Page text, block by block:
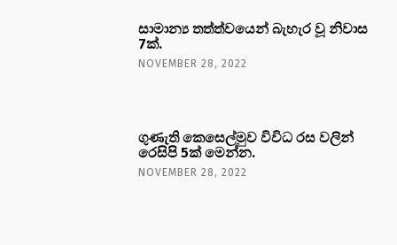
සාමාන්‍ය තත්ත්වයෙන් බැහැර වූ නිවාස
7ක්.
NOVEMBER 28, 2022
ගුණැති කෙසෙල්මුව විවිධ රස වලින්
රෙසිපි 5ක් මෙන්න.
NOVEMBER 28, 2022